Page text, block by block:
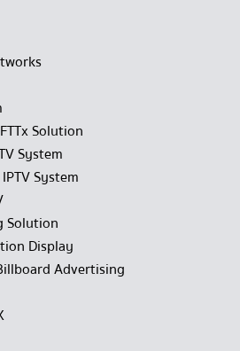
Solution
System
System
Solution
Display
Advertising